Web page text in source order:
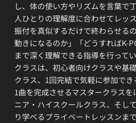
し、体の使い方やリズムを言葉で
人ひとりの理解度に合わせてレッ
振付を真似するだけで終わらせる
動きになるのか」「どうすればK-
まで深く理解できる指導を行ってい
クラスは、初心者向けクラスや基
クラス、1回完結で気軽に参加で
1曲を完成させるマスタークラスを
ニア・ハイスクールクラス、そし
り学べるプライベートレッスンま